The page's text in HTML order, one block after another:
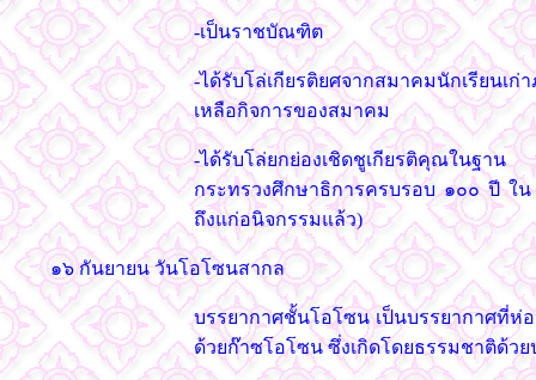
-เป็นราชบัณฑิต
-ได้รับโล่เกียรติยศจากสมาคมนักเรียนเ
เหลือกิจการของสมาคม
-ได้รับโล่ยกย่องเชิดชูเกียรติคุณในฐาน
กระทรวงศึกษาธิการครบรอบ ๑๐๐ ปี
ถึงแก่อนิจกรรมแล้ว)
๑๖ กันยายน วันโอโซนสากล
บรรยากาศชั้นโอโซน เป็นบรรยากาศที่ห่
ด้วยก๊าซโอโซน ซึ่งเกิดโดยธรรมชาติด้ว